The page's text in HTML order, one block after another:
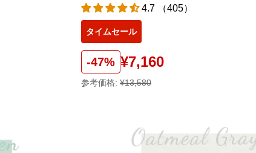
4.7 （405）
タイムセール
-47% ¥7,160
参考価格: ¥13,580